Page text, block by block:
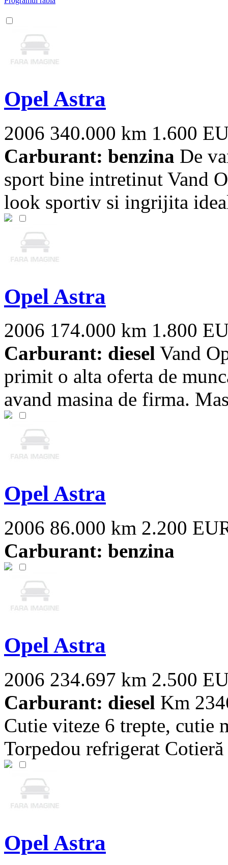
Opel Astra
2006 340.000 km 1.600
Carburant: benzina De
sport bine intretinut Vand
look sportiv si ingrijita
Opel Astra
2006 174.000 km 1.800
Carburant: diesel Vand
primit o alta oferta de
avand masina de firma.
Opel Astra
2006 86.000 km 2.200
Carburant: benzina
Opel Astra
2006 234.697 km 2.500
Carburant: diesel Km
Cutie viteze 6 trepte, cutie
Torpedou refrigerat
Opel Astra